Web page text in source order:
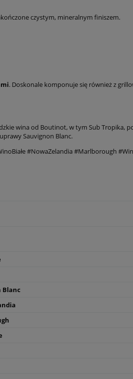
czystym, mineralnym finiszem.
. Doskonale komponuje się również z
wina od Boutinot, w tym Sub Tropika,
Sauvignon Blanc.
#NowaZelandia #Marlborough
Blanc